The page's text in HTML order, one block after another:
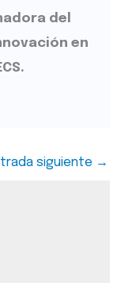
del
en
siguiente →